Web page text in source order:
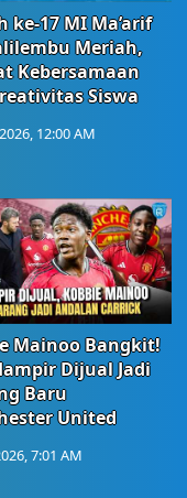
ke-17 MI Ma’arif
Meriah,
Kebersamaan
Siswa
12:00 AM
Mainoo Bangkit!
Dijual Jadi
Baru
United
7:01 AM